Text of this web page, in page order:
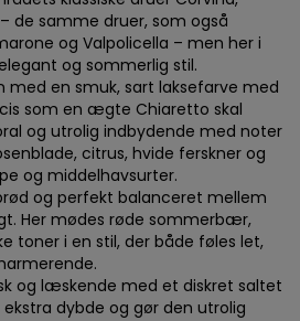
de samme druer, som også
og Valpolicella – men her i
og sommerlig stil.
med en smuk, sart laksefarve med
som en ægte Chiaretto skal
og utrolig indbydende med noter
citrus, hvide ferskner og
og middelhavsurter.
og perfekt balanceret mellem
Her mødes røde sommerbær,
toner i en stil, der både føles let,
og læskende med et diskret saltet
dybde og gør den utrolig